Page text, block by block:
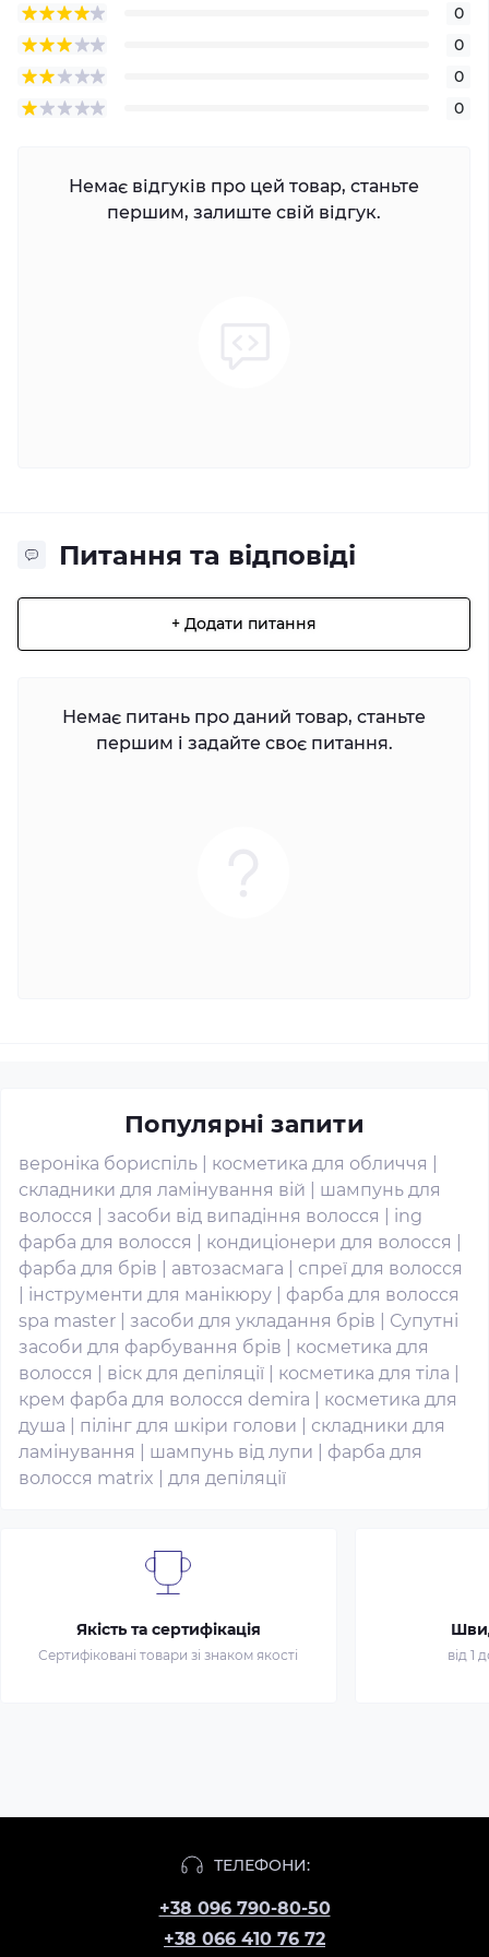
0
0
0
0
Немає відгуків про цей товар, станьте
першим, залиште свій відгук.
Питання та відповіді
+ Додати питання
Немає питань про даний товар, станьте
першим і задайте своє питання.
Популярні запити
вероніка бориспіль косметика для обличчя
складники для ламінування вій
шампунь для
волосся
засоби від випадіння волосся
ing
фарба для волосся
кондиціонери для волосся
фарба для брів
автозасмага
спреї для волосся
інструменти для манікюру
фарба для волосся
spa master
засоби для укладання брів
Супутні
засоби для фарбування брів
косметика для
волосся
віск для депіляції косметика для тіла
крем фарба для волосся demira
косметика для
душа
пілінг для шкіри голови
складники для
ламінування
шампунь від лупи
фарба для
волосся matrix
для депіляції
Якість та сертифікація
Сертифіковані товари зі знаком якості від 1
ТЕЛЕФОНИ:
+38 096 790-80-50
+38 066 410 76 72